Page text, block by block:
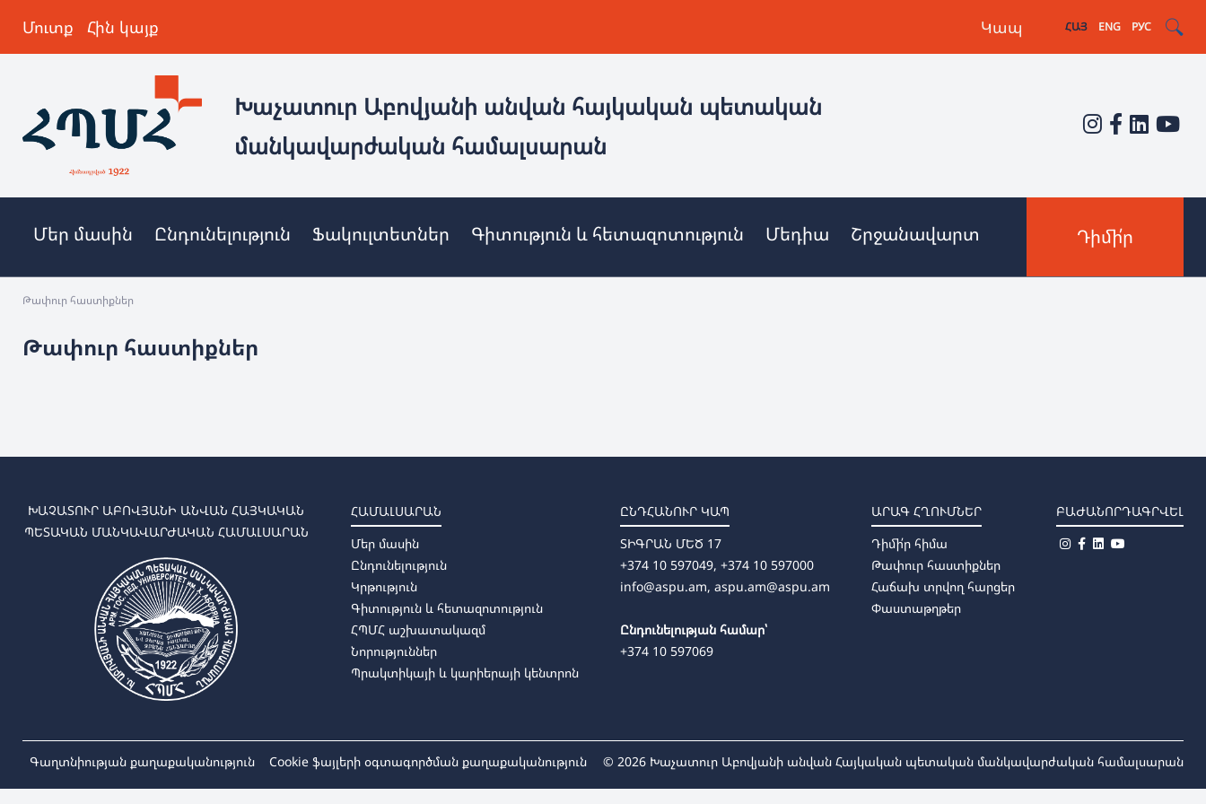
Մուտք Հին կայք Կապ ՀԱՅ ENG РУС
Խաչատուր Աբովյանի անվան հայկական պետական
մանկավարժական համալսարան
Մեր մասին Ընդունելություն Ֆակուլտետներ Գիտություն և հետազոտություն Մեդիա Շրջանավարտ Դիմի՛ր
Թափուր հաստիքներ
Թափուր հաստիքներ
ԽԱՉԱՏՈՒՐ ԱԲՈՎՅԱՆԻ ԱՆՎԱՆ ՀԱՅԿԱԿԱՆ
ՊԵՏԱԿԱՆ ՄԱՆԿԱՎԱՐԺԱԿԱՆ ՀԱՄԱԼՍԱՐԱՆ
ՀԱՄԱԼՍԱՐԱՆ
Մեր մասին
Ընդունելություն
Կրթություն
Գիտություն և հետազոտություն
ՀՊՄՀ աշխատակազմ
Նորություններ
Պրակտիկայի և կարիերայի կենտրոն
ԸՆԴՀԱՆՈՒՐ ԿԱՊ
ՏԻԳՐԱՆ ՄԵԾ 17
+374 10 597049, +374 10 597000
info@aspu.am, aspu.am@aspu.am
Ընդունելության համար՝
+374 10 597069
ԱՐԱԳ ՀՂՈՒՄՆԵՐ
Դիմի՛ր հիմա
Թափուր հաստիքներ
Հաճախ տրվող հարցեր
Փաստաթղթեր
ԲԱԺԱՆՈՐԴԱԳՐՎԵԼ
Գաղտնիության քաղաքականություն Cookie ֆայլերի օգտագործման քաղաքականություն © 2026 Խաչատուր Աբովյանի անվան Հայկական պետական մանկավարժական համալսարան